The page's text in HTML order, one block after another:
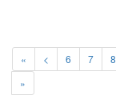
« < 6 7 8
»